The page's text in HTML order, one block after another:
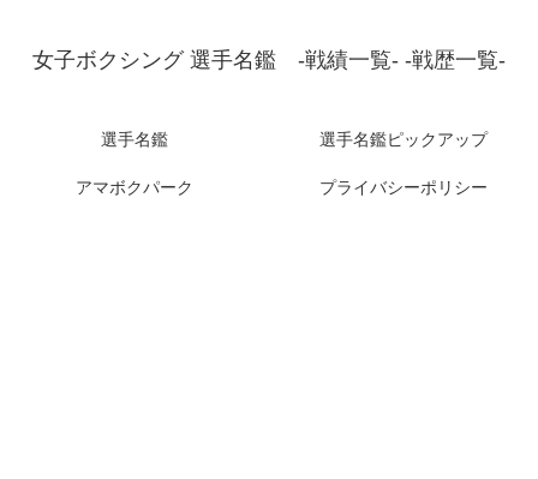
女子ボクシング 選手名鑑 -戦績一覧- -戦歴一覧-
選手名鑑 選手名鑑ピックアップ
アマボクパーク プライバシーポリシー